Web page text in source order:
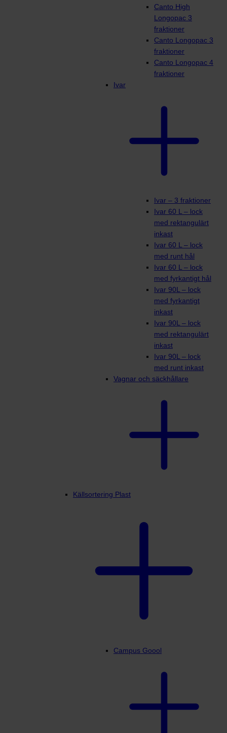
Canto High
Longopac 3
fraktioner
Canto Longopac 3
fraktioner
Canto Longopac 4
fraktioner
Ivar
Ivar – 3 fraktioner
Ivar 60 L – lock
med rektangulärt
inkast
Ivar 60 L – lock
med runt hål
Ivar 60 L – lock
med fyrkantigt hål
Ivar 90L – lock
med fyrkantigt
inkast
Ivar 90L – lock
med rektangulärt
inkast
Ivar 90L – lock
med runt inkast
Vagnar och säckhållare
Källsortering Plast
Campus Goool